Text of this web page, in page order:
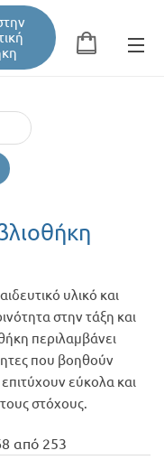
υλικό και
στην τάξη και
περιλαμβάνει
που βοηθούν
επιτύχουν εύκολα και
στόχους.
από 253